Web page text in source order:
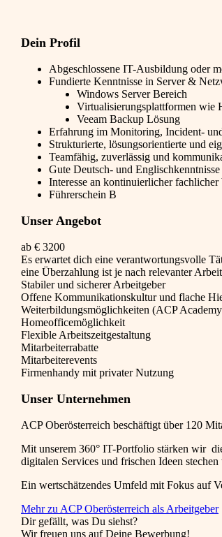
Dein Profil
Abgeschlossene IT-Ausbildung oder
Fundierte Kenntnisse in Server &
Windows Server Bereich
Virtualisierungsplattformen wie
Veeam Backup Lösung
Erfahrung im Monitoring, Incident-
Strukturierte, lösungsorientierte und
Teamfähig, zuverlässig und
Gute Deutsch- und
Interesse an kontinuierlicher
Führerschein B
Unser Angebot
ab € 3200
Es erwartet dich eine verantwortungsvolle
eine Überzahlung ist je nach relevanter
Stabiler und sicherer Arbeitgeber
Offene Kommunikationskultur und flache
Weiterbildungsmöglichkeiten (ACP
Homeofficemöglichkeit
Flexible Arbeitszeitgestaltung
Mitarbeiterrabatte
Mitarbeiterevents
Firmenhandy mit privater Nutzung
Unser Unternehmen
ACP Oberösterreich beschäftigt über 120
Mit unserem 360° IT-Portfolio stärken wir
digitalen Services und frischen Ideen
Ein wertschätzendes Umfeld mit Fokus auf
Mehr zu ACP Oberösterreich als Arbeitgeber
Dir gefällt, was Du siehst?
Wir freuen uns auf Deine Bewerbung!